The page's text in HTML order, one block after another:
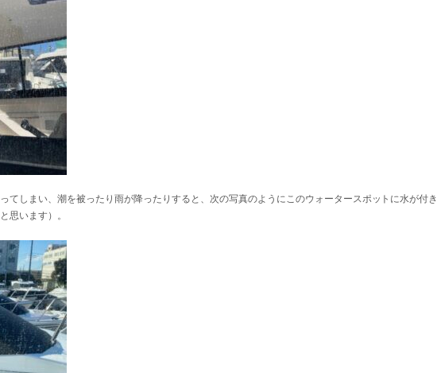
てしまい、潮を被ったり雨が降ったりすると、次の写真のようにこのウォータースポットに水が付
思います）。